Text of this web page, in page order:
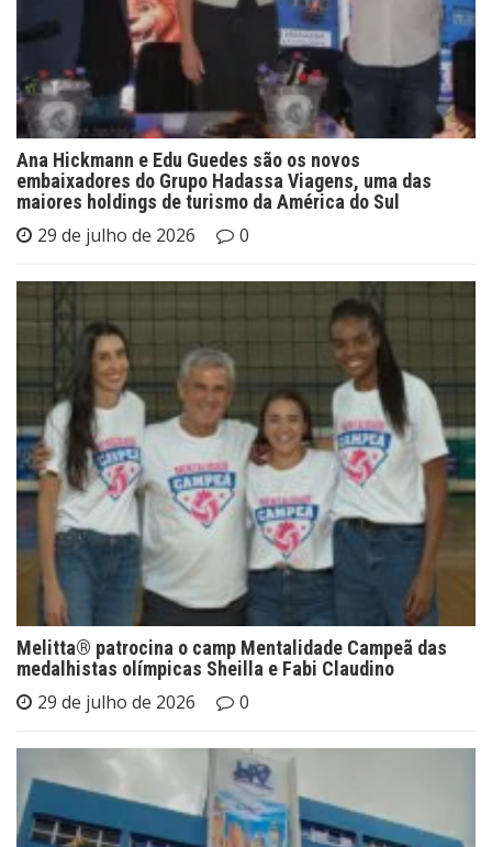
Ana Hickmann e Edu Guedes são os novos
embaixadores do Grupo Hadassa Viagens, uma das
maiores holdings de turismo da América do Sul
29 de julho de 2026 0
Melitta® patrocina o camp Mentalidade Campeã das
medalhistas olímpicas Sheilla e Fabi Claudino
29 de julho de 2026 0